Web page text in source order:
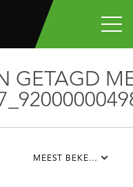
GETAGD
MEEST BEKEKEN